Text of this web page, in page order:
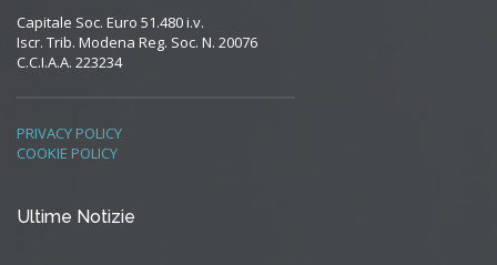
Capitale Soc. Euro 51.480 i.v.
Iscr. Trib. Modena Reg. Soc. N. 20076
C.C.I.A.A. 223234
PRIVACY POLICY
COOKIE POLICY
Ultime Notizie